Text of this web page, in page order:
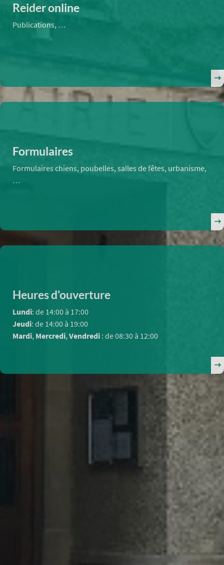
Reider online
Publications, …
Formulaires
Formulaires chiens, poubelles, salles de fêtes, urbanisme,
…
Heures d'ouverture
Lundi: de 14:00 à 17:00
Jeudi: de 14:00 à 19:00
Mardi, Mercredi,Vendredi : de 08:30 à 12:00